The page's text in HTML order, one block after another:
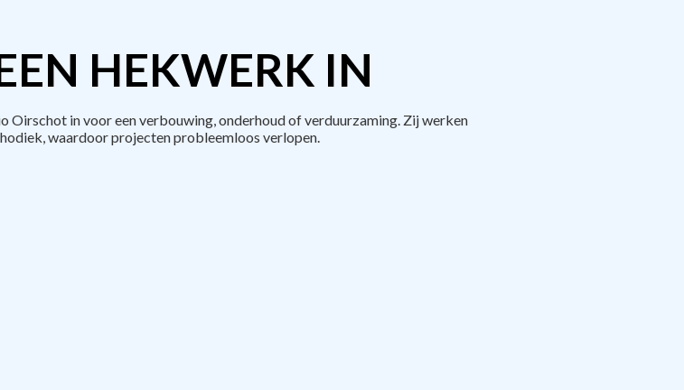
HEKWERK IN
in voor een verbouwing, onderhoud of verduurzaming. Zij werken
waardoor projecten probleemloos verlopen.